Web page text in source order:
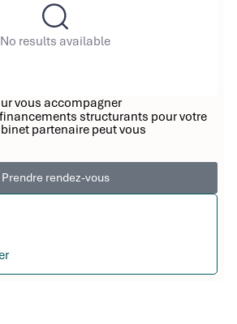
No results available
vous accompagner
structurants pour votre
partenaire peut vous
Prendre rendez-vous